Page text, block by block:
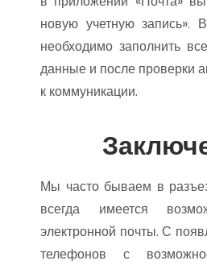
новую учетную запись».
необходимо заполнить
данные и после проверки
к коммуникации.
Мы часто бываем в
всегда имеется
электронной почты. С
телефонов с